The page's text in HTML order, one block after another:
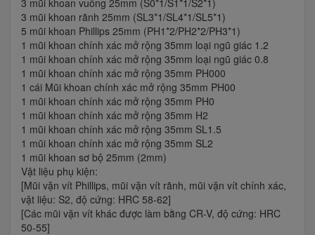
3 mũi khoan rãnh 25mm (SL3*1/SL4*1/SL5*1)
5 mũi khoan Phillips 25mm (PH1*2/PH2*2/PH3*1)
1 mũi khoan chính xác mở rộng 35mm loại ngũ giác 1.2
1 mũi khoan chính xác mở rộng 35mm loại ngũ giác 0.8
1 mũi khoan chính xác mở rộng 35mm PH000
1 cái Mũi khoan chính xác mở rộng 35mm PH00
1 mũi khoan chính xác mở rộng 35mm PH0
1 mũi khoan chính xác mở rộng 35mm H2
1 mũi khoan chính xác mở rộng 35mm SL1.5
1 mũi khoan chính xác mở rộng 35mm SL2
1 mũi khoan sơ bộ 25mm (2mm)
Vật liệu phụ kiện:
[Mũi vặn vít Phillips, mũi vặn vít rãnh, mũi vặn vít chính xác,
vật liệu: S2, độ cứng: HRC 58-62]
[Các mũi vặn vít khác được làm bằng CR-V, độ cứng: HRC
50-55]